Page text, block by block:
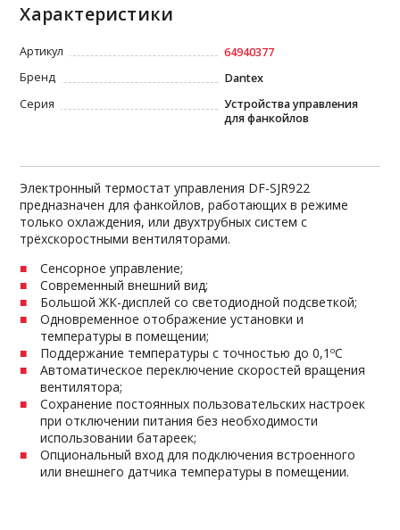
Характеристики
Артикул
64940377
Бренд
Dantex
Серия
Устройства управления
для фанкойлов
Электронный термостат управления DF-SJR922
предназначен для фанкойлов, работающих в режиме
только охлаждения, или двухтрубных систем с
трёхскоростными вентиляторами.
Сенсорное управление;
Современный внешний вид;
Большой ЖК-дисплей со светодиодной подсветкой;
Одновременное отображение установки и
температуры в помещении;
Поддержание температуры с точностью до 0,1ºС
Автоматическое переключение скоростей вращения
вентилятора;
Сохранение постоянных пользовательских настроек
при отключении питания без необходимости
использовании батареек;
Опциональный вход для подключения встроенного
или внешнего датчика температуры в помещении.